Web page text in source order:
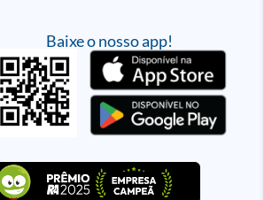
Baixe o nosso app!